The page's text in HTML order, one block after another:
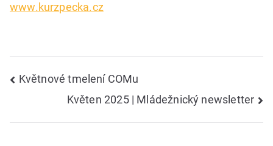
www.kurzpecka.cz
Navigace
Květnové tmelení COMu
Květen 2025 | Mládežnický newsletter